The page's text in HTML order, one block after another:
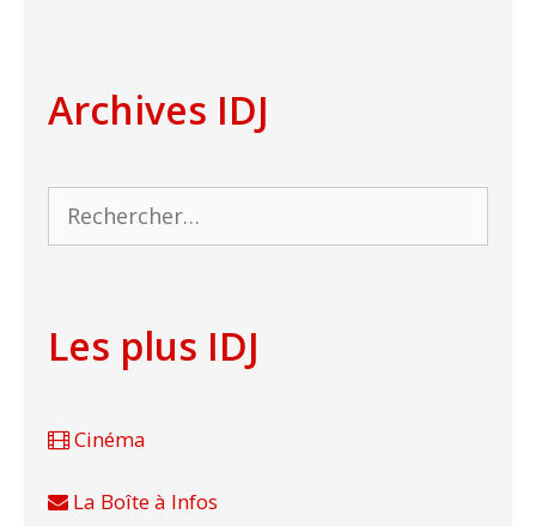
Archives IDJ
Rechercher :
Les plus IDJ
Cinéma
La Boîte à Infos